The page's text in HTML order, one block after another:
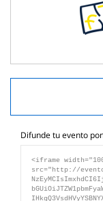
Difunde tu evento